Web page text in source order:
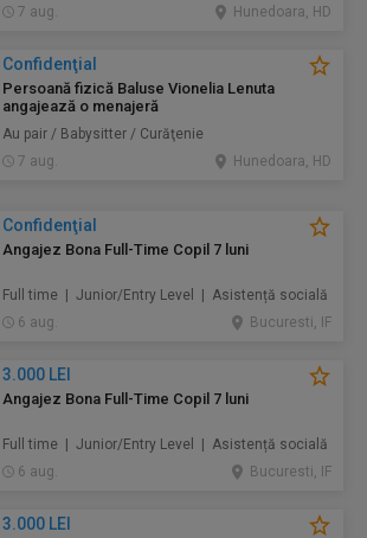
7 aug.
Hunedoara, HD
Confidenţial
Persoană fizică Baluse Vionelia Lenuta
angajează o menajeră
Au pair / Babysitter / Curăţenie
7 aug.
Hunedoara, HD
Confidenţial
Angajez Bona Full-Time Copil 7 luni
Full time | Junior/Entry Level | Asistență socială
6 aug.
Bucuresti, IF
3.000 LEI
Angajez Bona Full-Time Copil 7 luni
Full time | Junior/Entry Level | Asistență socială
6 aug.
Bucuresti, IF
3.000 LEI